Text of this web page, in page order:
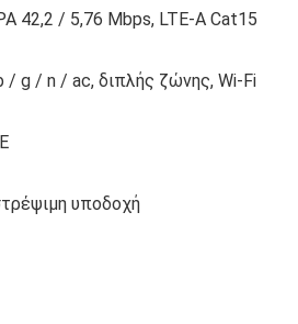
42,2 / 5,76 Mbps, LTE-A Cat15
/ g / n / ac, διπλής ζώνης, Wi-Fi
υποδοχή